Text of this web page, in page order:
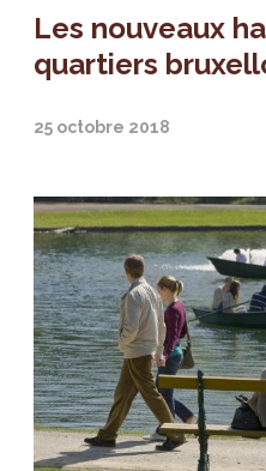
Les nouveaux
quartiers
25 octobre 2018